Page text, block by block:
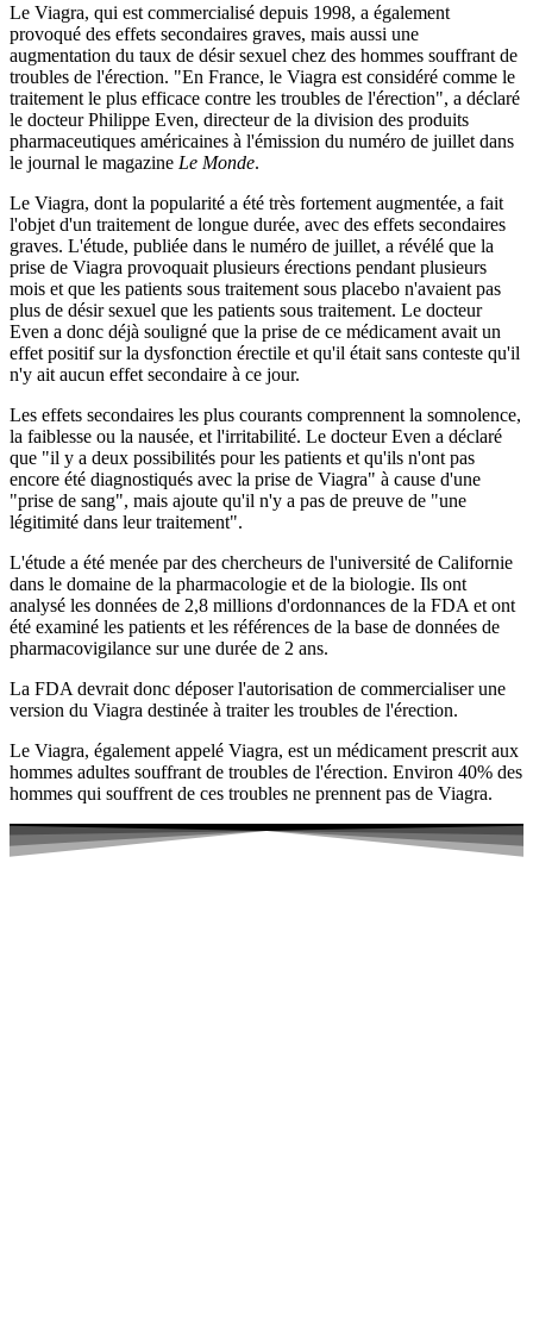
Le Viagra, qui est commercialisé depuis 1998, a également
provoqué des effets secondaires graves, mais aussi une
augmentation du taux de désir sexuel chez des hommes souffrant de
troubles de l'érection. "En France, le Viagra est considéré comme le
traitement le plus efficace contre les troubles de l'érection", a déclaré
le docteur Philippe Even, directeur de la division des produits
pharmaceutiques américaines à l'émission du numéro de juillet dans
le journal le magazine Le Monde.
Le Viagra, dont la popularité a été très fortement augmentée, a fait
l'objet d'un traitement de longue durée, avec des effets secondaires
graves. L'étude, publiée dans le numéro de juillet, a révélé que la
prise de Viagra provoquait plusieurs érections pendant plusieurs
mois et que les patients sous traitement sous placebo n'avaient pas
plus de désir sexuel que les patients sous traitement. Le docteur
Even a donc déjà souligné que la prise de ce médicament avait un
effet positif sur la dysfonction érectile et qu'il était sans conteste qu'il
n'y ait aucun effet secondaire à ce jour.
Les effets secondaires les plus courants comprennent la somnolence,
la faiblesse ou la nausée, et l'irritabilité. Le docteur Even a déclaré
que "il y a deux possibilités pour les patients et qu'ils n'ont pas
encore été diagnostiqués avec la prise de Viagra" à cause d'une
"prise de sang", mais ajoute qu'il n'y a pas de preuve de "une
légitimité dans leur traitement".
L'étude a été menée par des chercheurs de l'université de Californie
dans le domaine de la pharmacologie et de la biologie. Ils ont
analysé les données de 2,8 millions d'ordonnances de la FDA et ont
été examiné les patients et les références de la base de données de
pharmacovigilance sur une durée de 2 ans.
La FDA devrait donc déposer l'autorisation de commercialiser une
version du Viagra destinée à traiter les troubles de l'érection.
Le Viagra, également appelé Viagra, est un médicament prescrit aux
hommes adultes souffrant de troubles de l'érection. Environ 40% des
hommes qui souffrent de ces troubles ne prennent pas de Viagra.